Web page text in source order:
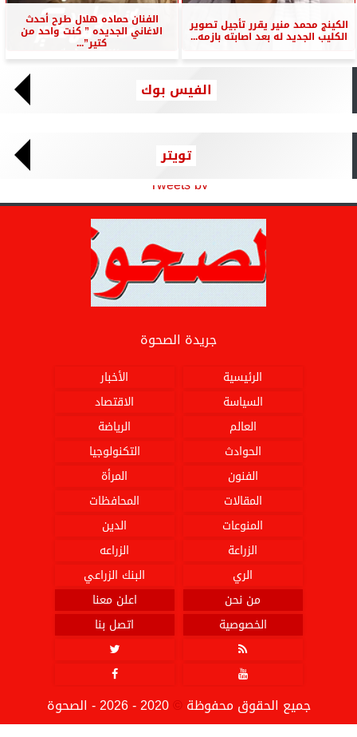
الكينج محمد منير يقرر تأجيل تصوير
الكليب الجديد له بعد اصابته بازمه...
الفنان حماده هلال طرح أحدث
الاغاني الجديده ” كنت واحد من
كتير”...
الفيس بوك
تويتر
Tweets by
جريدة الصحوة
الرئيسية
الأخبار
السياسة
الاقتصاد
العالم
الرياضة
الحوادث
التكنولوجيا
الفنون
المرأة
المقالات
المحافظات
المنوعات
الدين
الزراعة
الزراعه
الري
البنك الزراعي
من نحن
اعلن معنا
الخصوصية
اتصل بنا




جميع الحقوق محفوظة ©2020 - 2026 - الصحوة